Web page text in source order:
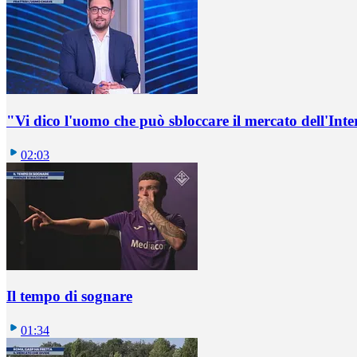
"Vi dico l'uomo che può sbloccare il mercato
02:03
Il tempo di sognare
01:34